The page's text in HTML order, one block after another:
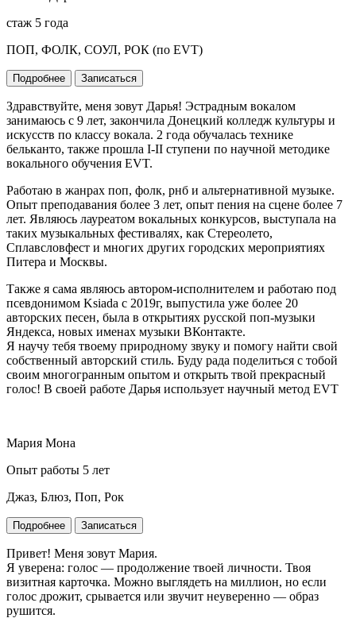
стаж 5 года
ПОП, ФОЛК, СОУЛ, РОК (по EVT)
Подробнее Записаться
Здравствуйте, меня зовут Дарья! Эстрадным вокалом
занимаюсь с 9 лет, закончила Донецкий колледж культуры и
искусств по классу вокала. 2 года обучалась технике
бельканто, также прошла I-II ступени по научной методике
вокального обучения EVT.
Работаю в жанрах поп, фолк, рнб и альтернативной музыке.
Опыт преподавания более 3 лет, опыт пения на сцене более 7
лет. Являюсь лауреатом вокальных конкурсов, выступала на
таких музыкальных фестивалях, как Стереолето,
Сплавсловфест и многих других городских мероприятиях
Питера и Москвы.
Также я сама являюсь автором-исполнителем и работаю под
псевдонимом Ksiada с 2019г, выпустила уже более 20
авторских песен, была в открытиях русской поп-музыки
Яндекса, новых именах музыки ВКонтакте.
Я научу тебя твоему природному звуку и помогу найти свой
собственный авторский стиль. Буду рада поделиться с тобой
своим многогранным опытом и открыть твой прекрасный
голос! В своей работе Дарья использует научный метод EVT
Мария Мона
Опыт работы 5 лет
Джаз, Блюз, Поп, Рок
Подробнее Записаться
Привет! Меня зовут Мария.
Я уверена: голос — продолжение твоей личности. Твоя
визитная карточка. Можно выглядеть на миллион, но если
голос дрожит, срывается или звучит неуверенно — образ
рушится.